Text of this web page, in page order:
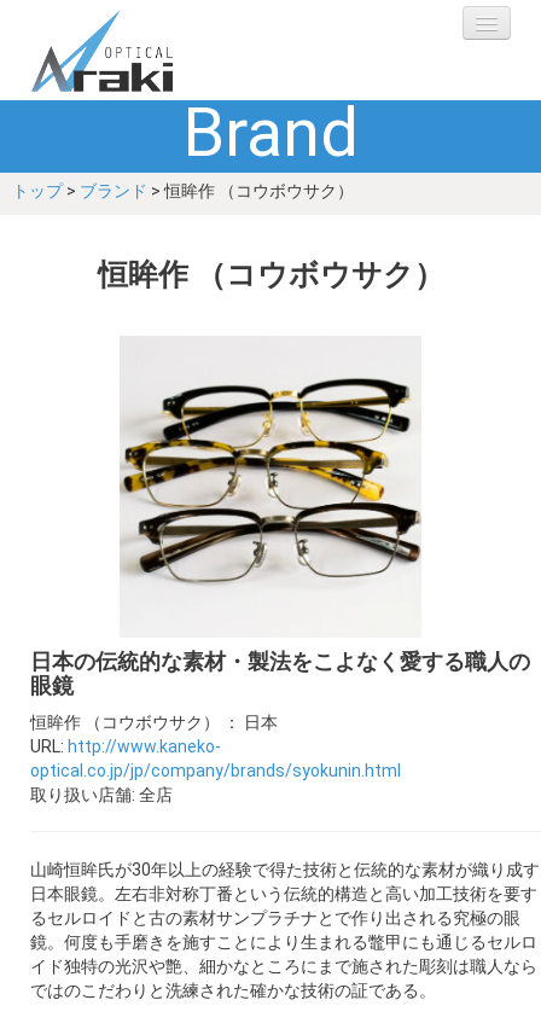
ブランド
ブログ
Brand
トップ> ブランド > 恒眸作 （コウボウサク）
恒眸作 （コウボウサク）
日本の伝統的な素材・製法をこよなく愛する職人の
眼鏡
恒眸作 （コウボウサク） ： 日本
URL: http://www.kaneko-
optical.co.jp/jp/company/brands/syokunin.html
取り扱い店舗: 全店
山崎恒眸氏が30年以上の経験で得た技術と伝統的な素材が織り成す
日本眼鏡。左右非対称丁番という伝統的構造と高い加工技術を要す
るセルロイドと古の素材サンプラチナとで作り出される究極の眼
鏡。何度も手磨きを施すことにより生まれる鼈甲にも通じるセルロ
イド独特の光沢や艶、細かなところにまで施された彫刻は職人なら
ではのこだわりと洗練された確かな技術の証である。